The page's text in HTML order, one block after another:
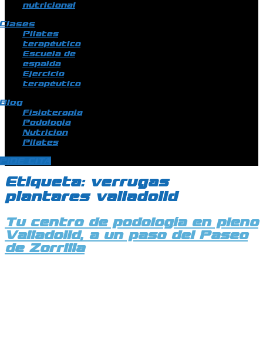
nutricional
Pilates
terapéutico
Escuela de
espalda
Ejercicio
terapéutico
Fisioterapia
Podologia
Nutricion
Pilates
Etiqueta: verrugas
plantares valladolid
Tu centro de podología en pleno
Valladolid, a un paso del Paseo
de Zorrilla